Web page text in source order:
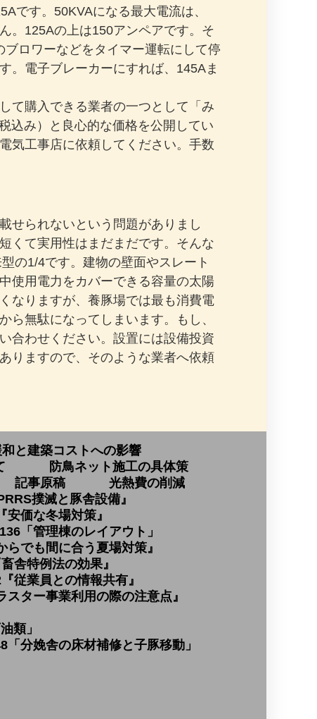
です。50KVAになる最大電流は、
。125Aの上は150アンペアです。そ
ロワーなどをタイマー運転にして停
。電子ブレーカーにすれば、145Aま
て購入できる業者の一つとして「み
込み）と良心的な価格を公開してい
気工事店に依頼してください。手数
せられないという問題がありまし
くて実用性はまだまだです。そんな
の1/4です。建物の壁面やスレート
使用電力をカバーできる容量の太陽
なりますが、養豚場では最も消費電
無駄になってしまいます。もし、
合わせください。設置には設備投資
りますので、そのような業者へ依頼
と建築コストへの影響
防鳥ネット施工の具体策
記事原稿
光熱費の削減
撲滅と豚舎設備』
価な冬場対策』
「管理棟のレイアウト」
でも間に合う夏場対策』
舎特例法の効果』
従業員との情報共有』
ター事業利用の際の注意点』
類」
分娩舎の床材補修と子豚移動」